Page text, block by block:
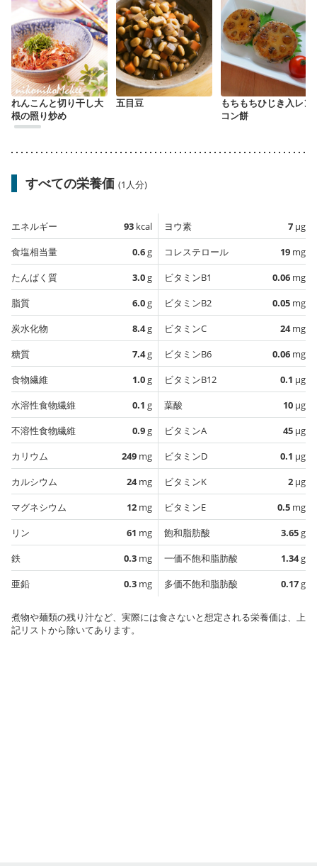
れんこんと切り干し大
根の照り炒め
五目豆
もちもちひじき入レン
コン餅
すべての栄養価 (1人分)
エネルギー 93 kcal
食塩相当量
0.6g
たんぱく質
3.0g
脂質
6.0g
炭水化物
8.4g
糖質
7.4g
食物繊維
1.0g
水溶性食物繊維
0.1 g
不溶性食物繊維
0.9g
カリウム
249 mg
カルシウム
24mg
マグネシウム
12 mg
リン
61 mg
鉄
0.3 mg
亜鉛
0.3 mg
ヨウ素 7 µg
コレステロール
19 mg
ビタミンB1
0.06 mg
ビタミンB2
0.05 mg
ビタミンC
24mg
ビタミンB6
0.06 mg
ビタミンB12
0.1 µg
葉酸
10 µg
ビタミンA
45 µg
ビタミンD
0.1 µg
ビタミンK
2 µg
ビタミンE
0.5 mg
飽和脂肪酸
3.65g
一価不飽和脂肪酸
1.34g
多価不飽和脂肪酸
0.17g
煮物や麺類の残り汁など、実際には食さないと想定される栄養価は、上
記リストから除いてあります。